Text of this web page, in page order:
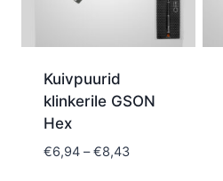
Kuivpuurid
klinkerile GSON
Hex
€6,94 – €8,43Price